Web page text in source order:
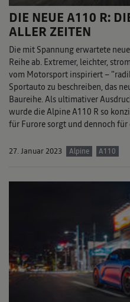
DIE NEUE A110 R:
ALLER ZEITEN
Die mit Spannung erwartete
Reihe ab. Extremer, leichter,
vom Motorsport inspiriert –
Sportauto zu beschreiben, das
Baureihe. Als ultimativer
wurde die Alpine A110 R so
für Furore sorgt und dennoch für
27. Januar 2023 Alpine A110